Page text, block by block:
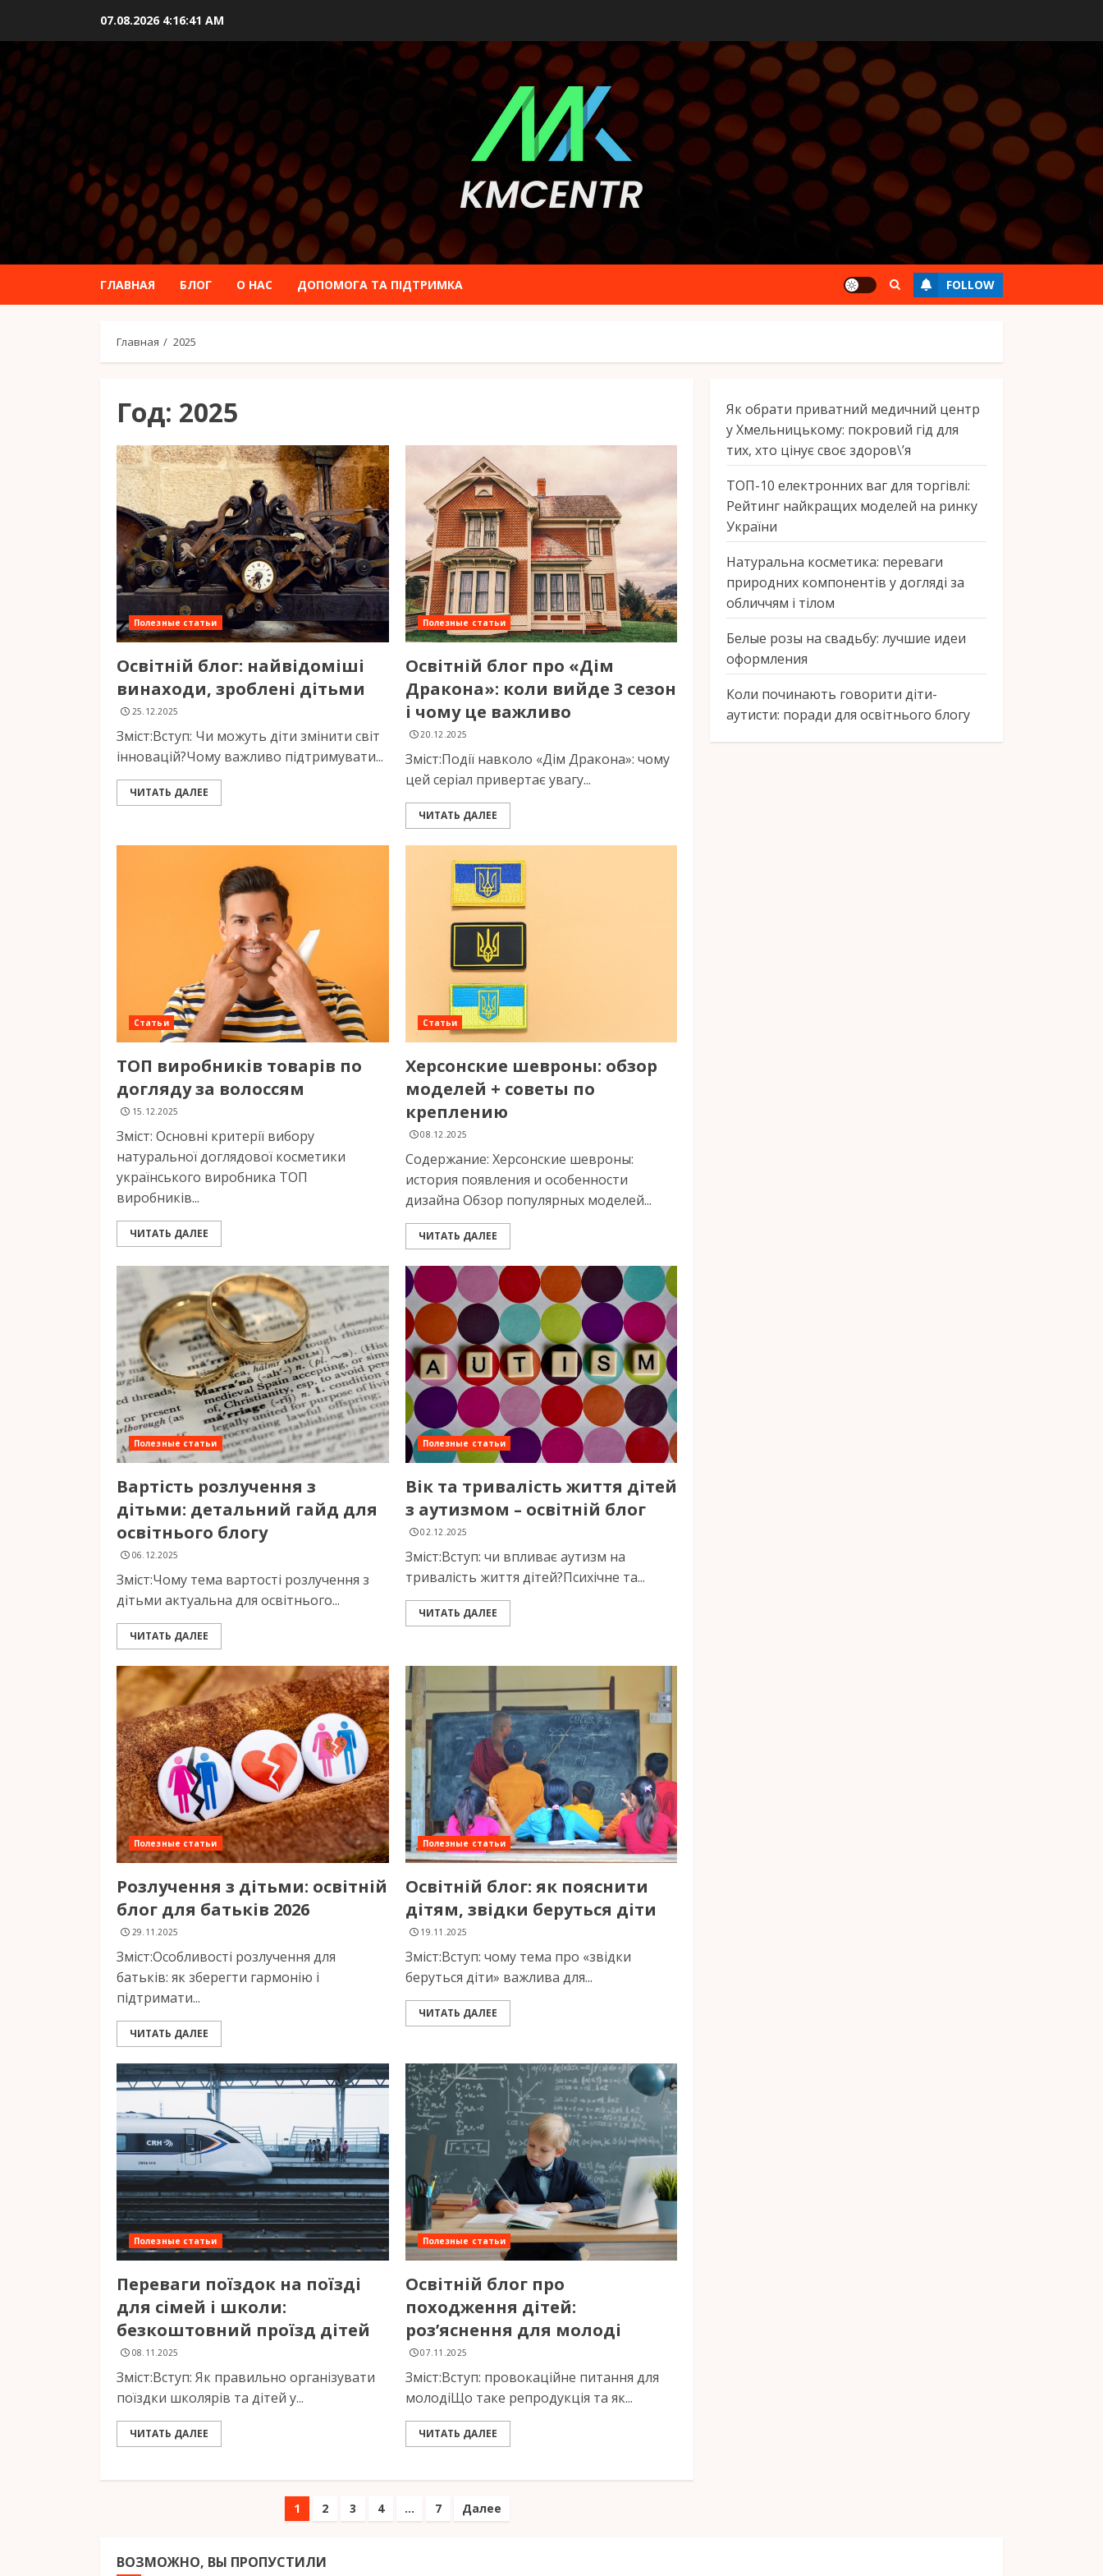
содержимому
07.08.2026 4:16:42 AM
ГЛАВНАЯ БЛОГ О НАС ДОПОМОГА ТА ПІДТРИМКА FOLLOW
Главная 2025
Год: 2025
Полезные статьи
Освітній блог: найвідоміші
винаходи, зроблені дітьми
25.12.2025
Зміст:Вступ: Чи можуть діти змінити світ
інновацій?Чому важливо підтримувати...
ЧИТАТЬ ДАЛЕЕ
Полезные статьи
Освітній блог про «Дім
Дракона»: коли вийде 3 сезон
і чому це важливо
20.12.2025
Зміст:Події навколо «Дім Дракона»: чому
цей серіал привертає увагу...
ЧИТАТЬ ДАЛЕЕ
Статьи
ТОП виробників товарів по
догляду за волоссям
15.12.2025
Зміст: Основні критерії вибору
натуральної доглядової косметики
українського виробника ТОП
виробників...
ЧИТАТЬ ДАЛЕЕ
Статьи
Херсонские шевроны: обзор
моделей + советы по
креплению
08.12.2025
Содержание: Херсонские шевроны:
история появления и особенности
дизайна Обзор популярных моделей...
ЧИТАТЬ ДАЛЕЕ
Полезные статьи
Вартість розлучення з
дітьми: детальний гайд для
освітнього блогу
06.12.2025
Зміст:Чому тема вартості розлучення з
дітьми актуальна для освітнього...
ЧИТАТЬ ДАЛЕЕ
Полезные статьи
Вік та тривалість життя дітей
з аутизмом – освітній блог
02.12.2025
Зміст:Вступ: чи впливає аутизм на
тривалість життя дітей?Психічне та...
ЧИТАТЬ ДАЛЕЕ
Полезные статьи
Розлучення з дітьми: освітній
блог для батьків 2026
29.11.2025
Зміст:Особливості розлучення для
батьків: як зберегти гармонію і
підтримати...
ЧИТАТЬ ДАЛЕЕ
Полезные статьи
Освітній блог: як пояснити
дітям, звідки беруться діти
19.11.2025
Зміст:Вступ: чому тема про «звідки
беруться діти» важлива для...
ЧИТАТЬ ДАЛЕЕ
Полезные статьи
Переваги поїздок на поїзді
для сімей і школи:
безкоштовний проїзд дітей
08.11.2025
Зміст:Вступ: Як правильно організувати
поїздки школярів та дітей у...
ЧИТАТЬ ДАЛЕЕ
Полезные статьи
Освітній блог про
походження дітей:
розʼяснення для молоді
07.11.2025
Зміст:Вступ: провокаційне питання для
молодіЩо таке репродукція та як...
ЧИТАТЬ ДАЛЕЕ
Навигация
1 2 3 4 … 7 Далее
Як обрати приватний медичний центр
у Хмельницькому: покровий гід для
тих, хто цінує своє здоров\’я
ТОП-10 електронних ваг для торгівлі:
Рейтинг найкращих моделей на ринку
України
Натуральна косметика: переваги
природних компонентів у догляді за
обличчям і тілом
Белые розы на свадьбу: лучшие идеи
оформления
Коли починають говорити діти-
аутисти: поради для освітнього блогу
ВОЗМОЖНО, ВЫ ПРОПУСТИЛИ